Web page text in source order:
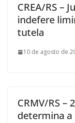
CREA/RS –
indefere
tutela
10 de agosto de
CRMV/RS –
determina